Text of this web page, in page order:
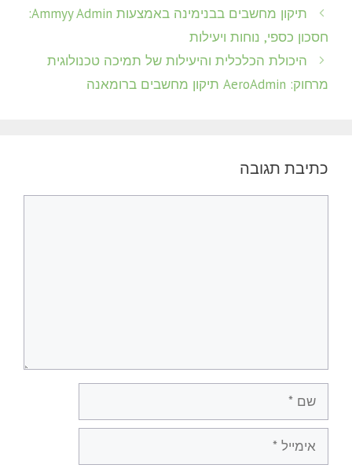
תיקון מחשבים בבנימינה באמצעות Ammyy Admin:
חסכון כספי, נוחות ויעילות
היכולת הכלכלית והיעילות של תמיכה טכנולוגית
מרחוק: AeroAdmin תיקון מחשבים ברומאנה
כתיבת תגובה